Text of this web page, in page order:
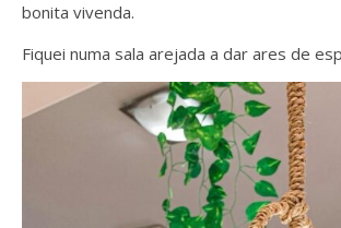
bonita vivenda.
Fiquei numa sala arejada a dar ares de